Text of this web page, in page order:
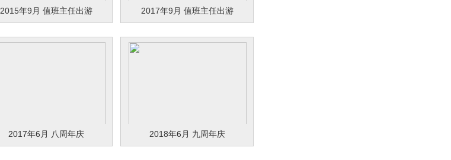
2015年9月 值班主任出游 2017年9月 值班主任出游
2017年6月 八周年庆 2018年6月 九周年庆